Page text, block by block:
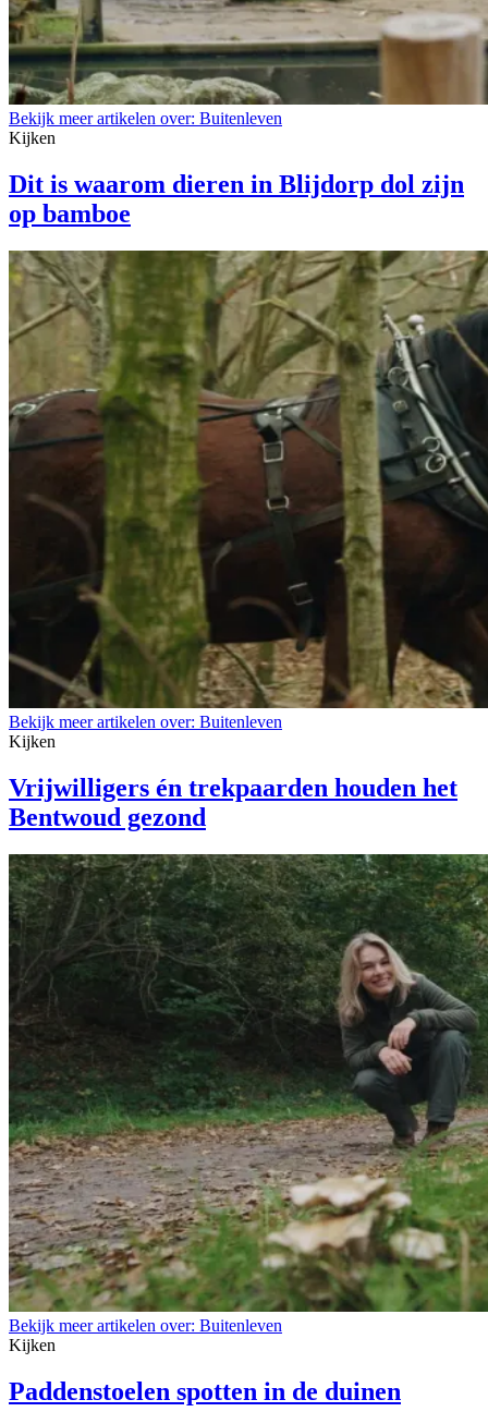
Bekijk meer artikelen over: Buitenleven
Kijken
Dit is waarom dieren in Blijdorp dol zijn
op bamboe
Bekijk meer artikelen over: Buitenleven
Kijken
Vrijwilligers én trekpaarden houden het
Bentwoud gezond
Bekijk meer artikelen over: Buitenleven
Kijken
Paddenstoelen spotten in de duinen